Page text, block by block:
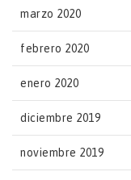
marzo 2020
febrero 2020
enero 2020
diciembre 2019
noviembre 2019